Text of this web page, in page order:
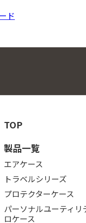
ド
TOP
製品一覧
エアケース
トラベルシリーズ
プロテクターケース
パーソナルユーティリ
ロケース